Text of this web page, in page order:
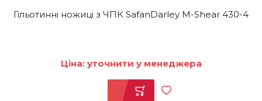
Гільотинні ножиці з ЧПК SafanDarley M-Shear 430-4
Ціна: уточнити у менеджера